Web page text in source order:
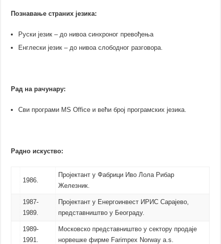
Познавање страних језика:
Руски језик – до нивоа синхроног превођења
Енглески језик – до нивоа слободног разговора.
Рад на рачунару:
Сви програми MS Office и већи број програмских језика.
Радно искуство:
1986.
Пројектант у Фабрици Иво Лола Рибар
Железник.
1987-
1989.
Пројектант у Енергоинвест ИРИС Сарајево,
представништво у Београду.
1989-
1991.
Московско представништво у сектору продаје
норвешке фирме Farimpex Norway a.s.